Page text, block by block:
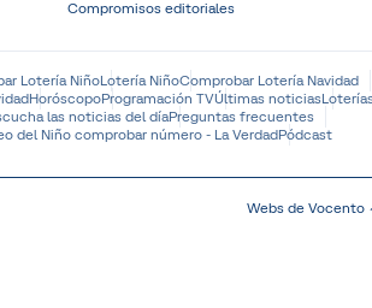
Compromisos editoriales
Lotería NiñoLotería NiñoComprobar Lotería Navidad
HoróscopoProgramación TVÚltimas noticias
las noticias del díaPreguntas frecuentes
del Niño comprobar número - La VerdadPódcast
Webs de Vocento